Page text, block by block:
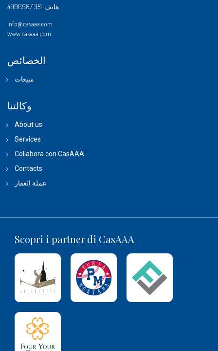
هاتف. 351 4996987
info@casaaa.com
www.casaaa.com
الخصائص
مبيعات
وكالتنا
About us
Services
Collabora con CasAAA
Contacts
عملة العقار
Scopri i partner di CasAAA